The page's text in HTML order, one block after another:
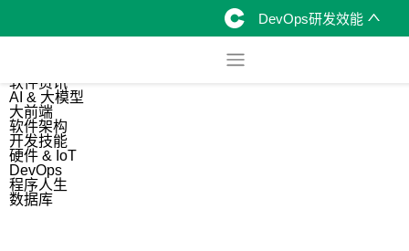
DevOps研发效能
软件资讯
AI & 大模型
大前端
软件架构
开发技能
硬件 & IoT
DevOps
程序人生
数据库